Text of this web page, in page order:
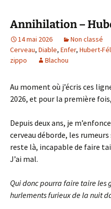
Annihilation –
14 mai 2026 Non classé
Cerveau, Diable, Enfer, Hubert-
zippo
Blachou
Au moment où j’écris ces
2026, et pour la première
Depuis deux ans, je
cerveau déborde, les
reste là, incapable de faire
J’ai mal.
Qui donc pourra faire taire les
hurlements furieux de la nuit